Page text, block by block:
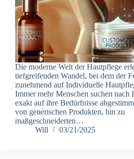
Die moderne Welt der Hautpflege
tiefgreifenden Wandel, bei dem der
zunehmend auf Individuelle
Immer mehr Menschen suchen nach
exakt auf ihre Bedürfnisse
von generischen Produkten, hin zu
maßgeschneiderten…
Will
03/21/2025